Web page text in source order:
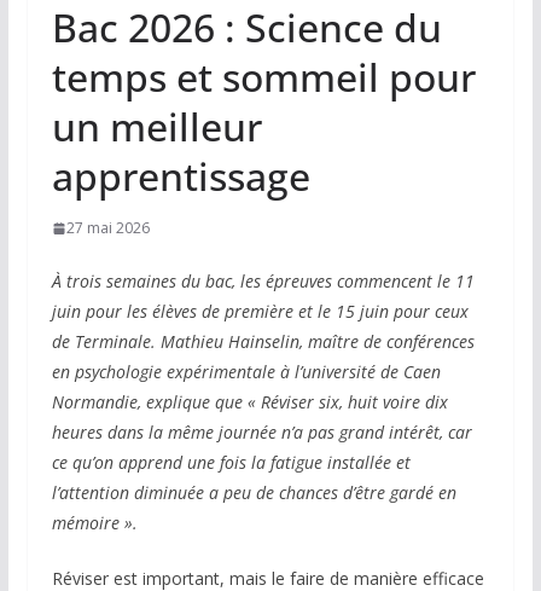
Bac 2026 : Science du
temps et sommeil pour
un meilleur
apprentissage
27 mai 2026
À trois semaines du bac, les épreuves commencent le 11
juin pour les élèves de première et le 15 juin pour ceux
de Terminale. Mathieu Hainselin, maître de conférences
en psychologie expérimentale à l’université de Caen
Normandie, explique que « Réviser six, huit voire dix
heures dans la même journée n’a pas grand intérêt, car
ce qu’on apprend une fois la fatigue installée et
l’attention diminuée a peu de chances d’être gardé en
mémoire ».
Réviser est important, mais le faire de manière efficace